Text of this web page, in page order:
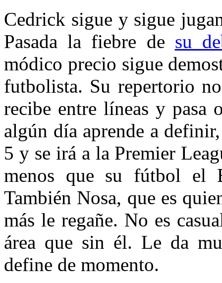
Cedrick sigue y sigue
Pasada la fiebre de su
módico precio sigue
futbolista. Su repertorio
recibe entre líneas y pasa
algún día aprende a
5 y se irá a la Premier
menos que su fútbol el
También Nosa, que es
más le regañe. No es
área que sin él. Le da
define de momento.